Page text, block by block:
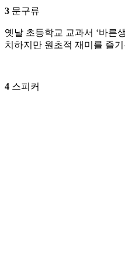
3 문구류
옛날 초등학교 교과서 ‘바른
치하지만 원초적 재미를 즐
4 스피커